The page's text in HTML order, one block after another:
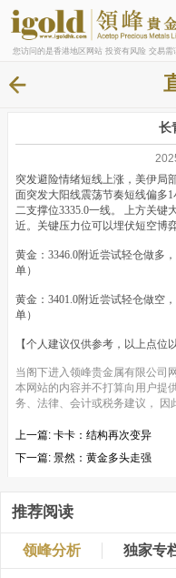
您访问的是香港地区网站 投资有风险 交易需
长
突发避险情绪短线上涨，美伊局
面突发大阳线震荡节奏短线偏多
二支撑位3335.0一线。 上方关键
近。关键压力位可以埋伏短空博弈
黄金：3346.0附近尝试轻仓做多
单）
黄金：3401.0附近尝试轻仓做空
单）
【个人建议仅供参考，以上点位
当阁下进入领峰贵金属有限公司
本网站的内容并不打算向用户提
务、法律、会计或税务建议， 因
上一篇: 卡卡：结构再次变异
下一篇: 景然：黄金多头走强
推荐阅读
领峰分析 独家专